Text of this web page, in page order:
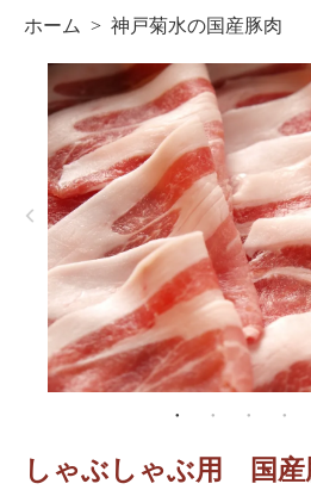
ホーム > 神戸菊水の国産豚肉
しゃぶしゃぶ用 国産